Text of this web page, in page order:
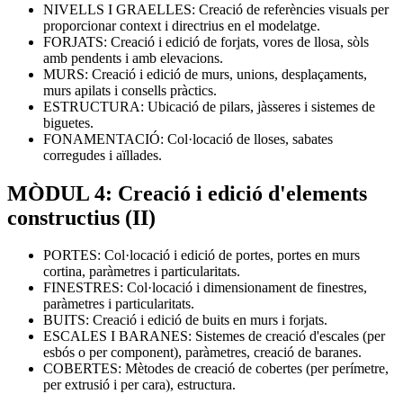
NIVELLS I GRAELLES: Creació de referències visuals per
proporcionar context i directrius en el modelatge.
FORJATS: Creació i edició de forjats, vores de llosa, sòls
amb pendents i amb elevacions.
MURS: Creació i edició de murs, unions, desplaçaments,
murs apilats i consells pràctics.
ESTRUCTURA: Ubicació de pilars, jàsseres i sistemes de
biguetes.
FONAMENTACIÓ: Col·locació de lloses, sabates
corregudes i aïllades.
MÒDUL 4: Creació i edició d'elements
constructius (II)
PORTES: Col·locació i edició de portes, portes en murs
cortina, paràmetres i particularitats.
FINESTRES: Col·locació i dimensionament de finestres,
paràmetres i particularitats.
BUITS: Creació i edició de buits en murs i forjats.
ESCALES I BARANES: Sistemes de creació d'escales (per
esbós o per component), paràmetres, creació de baranes.
COBERTES: Mètodes de creació de cobertes (per perímetre,
per extrusió i per cara), estructura.